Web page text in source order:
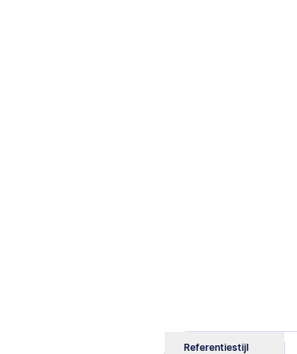
Referentiestijl